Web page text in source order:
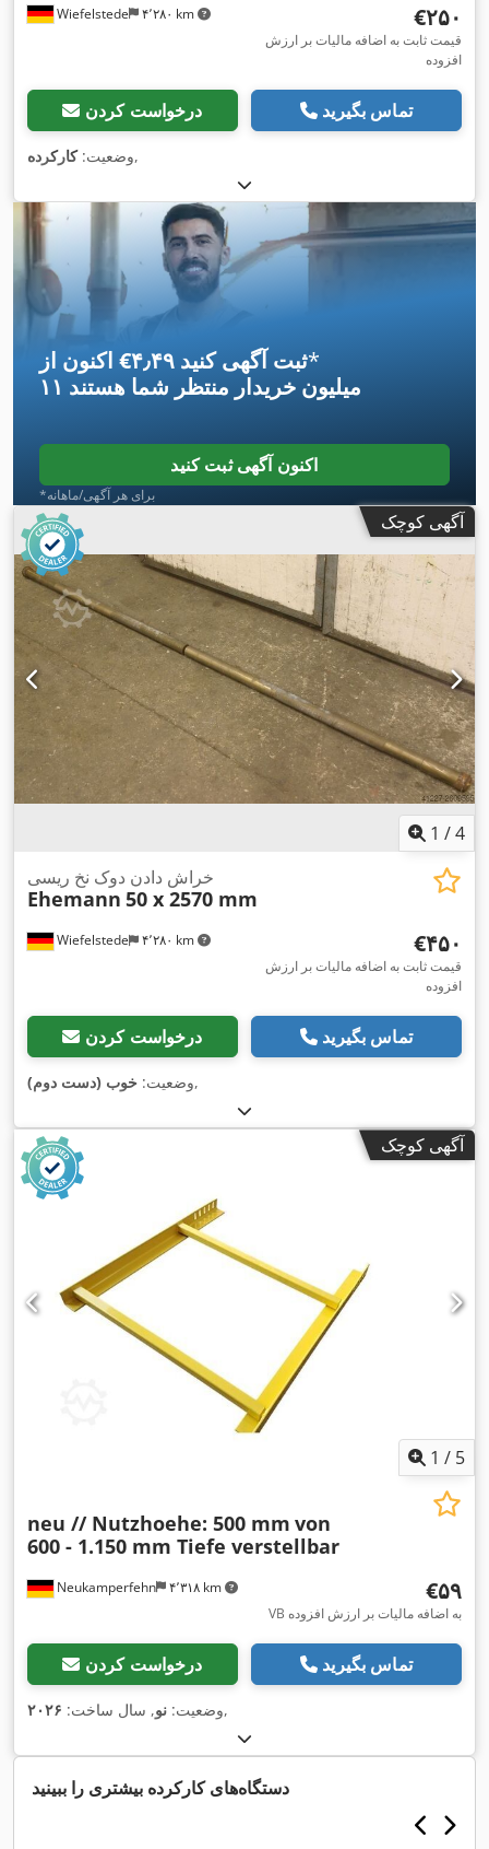
Wiefelstede ۴٬۲۸۰ km ‎€۲۵۰
قیمت ثابت به اضافه مالیات بر ارزش
افزوده
درخواست کردن تماس بگیرید
وضعیت:کارکرده ,
اکنون از ‎€۴٫۴۹ ثبت آگهی کنید*
۱۱ میلیون خریدار منتظر شما هستند
اکنون آگهی ثبت کنید
*برای هر آگهی/ماهانه
آگهی کوچک
1 /4
Wiefelstede ۴٬۲۸۰ km
خراش دادن دوک نخ ریسی
Ehemann 50 x 2570 mm
‎€۴۵۰
قیمت ثابت به اضافه مالیات بر ارزش
افزوده
درخواست کردن تماس بگیرید
وضعیت: خوب (دست دوم) ,
آگهی کوچک
1 / 5
Neukamperfehn ۴٬۳۱۸ km
neu // Nutzhoehe: 500 mm von
600 - 1.150 mm Tiefe verstellbar
‎€۵۹
VB به اضافه مالیات بر ارزش افزوده
درخواست کردن تماس بگیرید
وضعیت: نو, سال ساخت: ۲۰۲۶ ,
دستگاه‌های کارکرده بیشتری را ببینید